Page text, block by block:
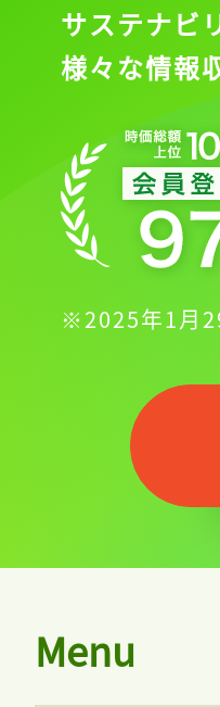
サステナビ
様々な情報
※2025年1月
Menu